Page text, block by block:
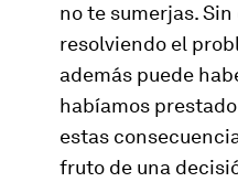
no te sumerjas.
resolviendo el
además puede
habíamos
estas
fruto de una